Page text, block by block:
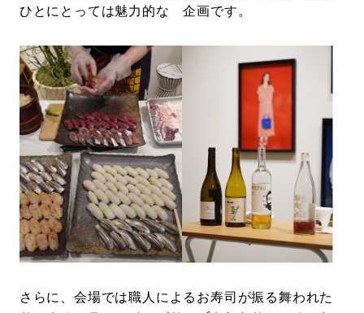
ひとにとっては魅力的な 企画です。
さらに、会場では職人によるお寿司が振る舞われた